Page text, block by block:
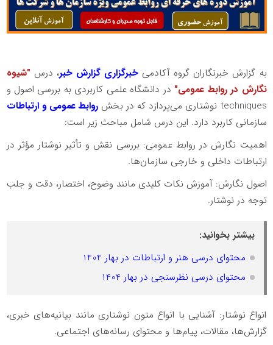
به گزارش خبرنگاران گروه آکادمی خبرگزاری گزارش خبر، درس "شیوه
نگارش در روابط عمومی" در دانشگاه علمی کاربردی به بررسی اصول و
techniques نوشتاری می‌پردازد که در بخش
روابط عمومی و ارتباطات
سازمانی کاربرد دارد. این درس شامل مباحث زیر است:
اهمیت نگارش در روابط عمومی: بررسی نقش و تأثیر نوشتار مؤثر در
ارتباطات داخلی و خارجی سازمان‌ها.
اصول نگارش: آموزش نکات کلیدی مانند وضوح، اختصار، دقت و جلب
توجه در نوشتار.
بیشتر بخوانید:
محتوای درسی هنر و ارتباطات در بهار 1404
محتوای درسی نظرسنجی در بهار 1404
انواع نوشتار: آشنایی با انواع متون نوشتاری مانند بیانیه‌های خبری،
گزارش‌ها، مقالات، پیام‌ها و محتوای رسانه‌های اجتماعی.